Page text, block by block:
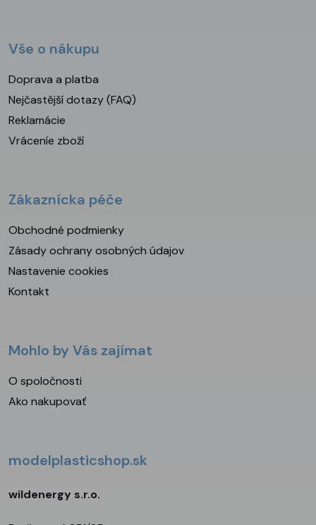
Vše o nákupu
Doprava a platba
Nejčastější dotazy (FAQ)
Reklamácie
Vráceníe zboží
Zákaznícka péče
Obchodné podmienky
Zásady ochrany osobných údajov
Nastavenie cookies
Kontakt
Mohlo by Vás zajímat
O spoločnosti
Ako nakupovať
modelplasticshop.sk
wildenergy s.r.o.